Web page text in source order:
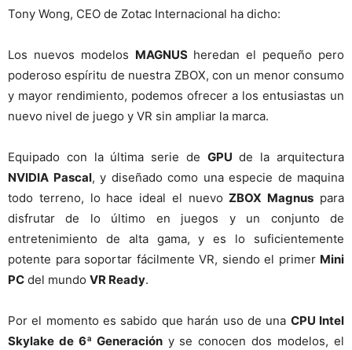
Tony Wong, CEO de Zotac Internacional ha dicho:
Los nuevos modelos MAGNUSheredan el pequeño pero
poderoso espíritu de nuestra ZBOX, con un menor consumo
y mayor rendimiento, podemos ofrecer a los entusiastas un
nuevo nivel de juego y VR sin ampliar la marca.
Equipado con la última serie de GPU de la arquitectura
NVIDIA Pascal, y diseñado como una especie de maquina
todo terreno, lo hace ideal el nuevoZBOX Magnus para
disfrutar de lo último en juegos y un conjunto de
entretenimiento de alta gama, y es lo suficientemente
potente para soportar fácilmente VR, siendo el primer Mini
PC del mundo VR Ready.
Por el momento es sabido que harán uso de una CPU Intel
Skylake de 6ª Generacióny se conocen dos modelos, el